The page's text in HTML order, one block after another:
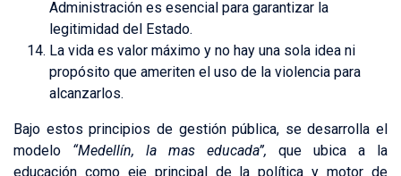
Administración es esencial para garantizar la
legitimidad del Estado.
La vida es valor máximo y no hay una sola idea ni
propósito que ameriten el uso de la violencia para
alcanzarlos.
Bajo estos principios de gestión pública, se desarrolla el
modelo “Medellín, la mas educada”, que ubica a la
educación como eje principal de la política y motor de